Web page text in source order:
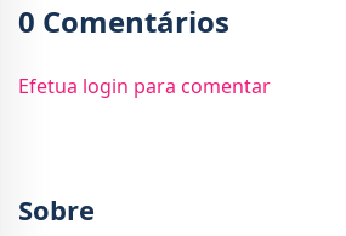
0 Comentários
Efetua login para comentar
Sobre